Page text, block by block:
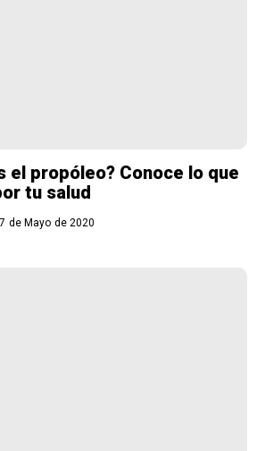
el propóleo? Conoce lo que
tu salud
de Mayo de 2020